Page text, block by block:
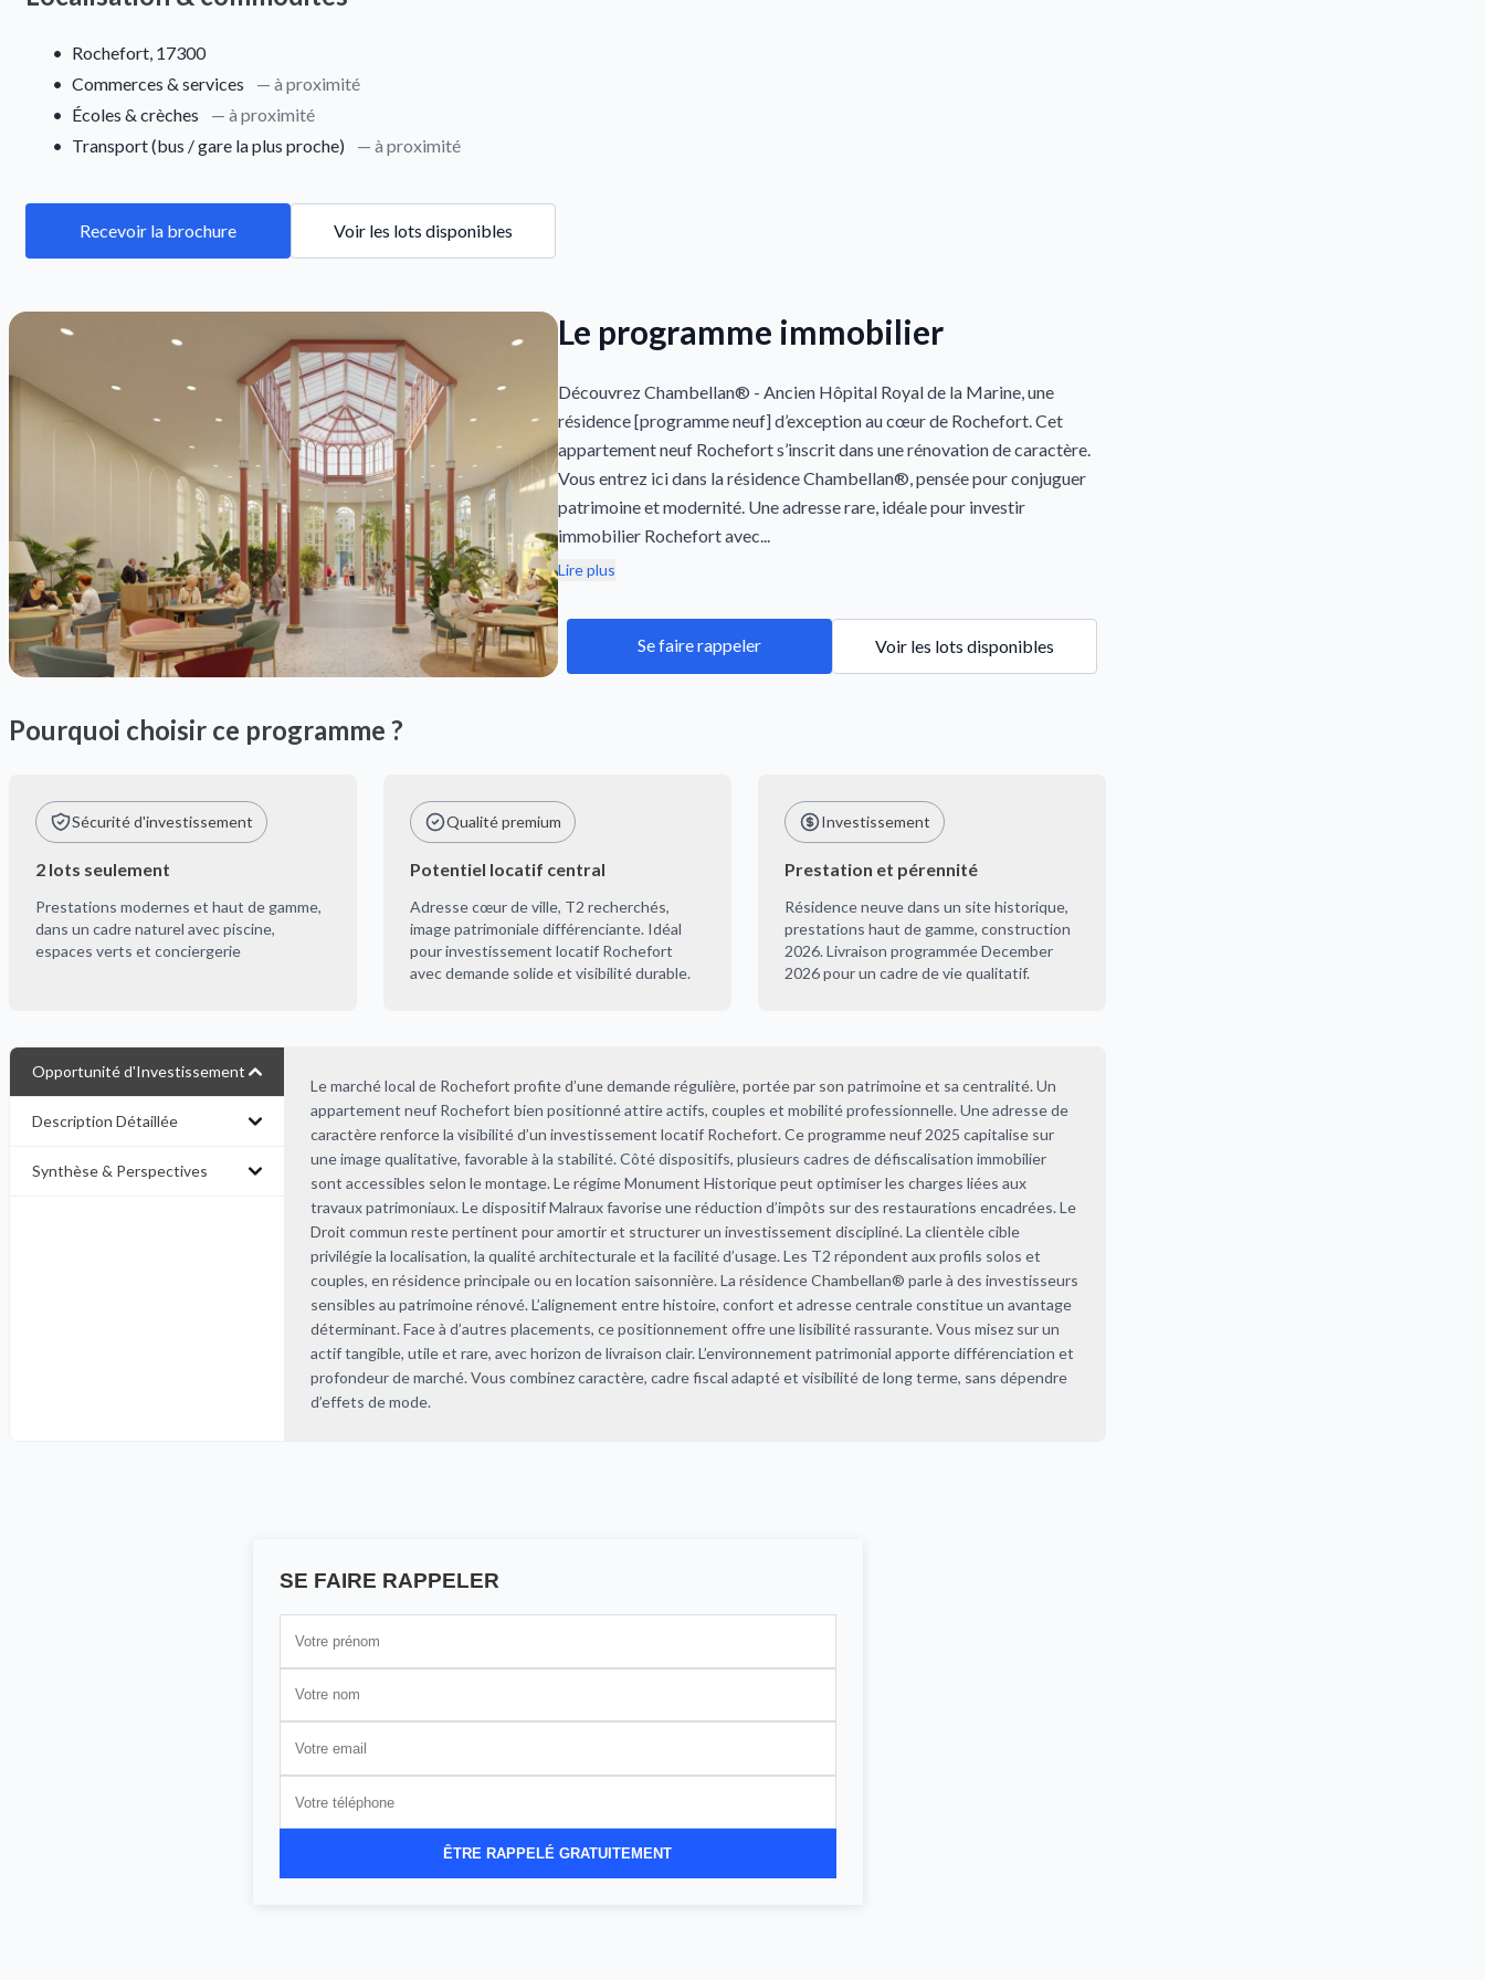
• Rochefort, 17300
• Commerces & services
— à proximité
• Écoles & crèches
— à proximité
• Transport (bus / gare la plus proche) — à proximité
Recevoir la brochure Voir les lots disponibles
Le programme immobilier
Découvrez Chambellan® - Ancien Hôpital Royal de la Marine, une
résidence [programme neuf] d’exception au cœur de Rochefort. Cet
appartement neuf Rochefort s’inscrit dans une rénovation de caractère.
Vous entrez ici dans la résidence Chambellan®, pensée pour conjuguer
patrimoine et modernité. Une adresse rare, idéale pour investir
immobilier Rochefort avec...
Lire plus
Se faire rappeler Voir les lots disponibles
Pourquoi choisir ce programme ?
Sécurité d'investissement
2 lots seulement
Prestations modernes et haut de gamme,
dans un cadre naturel avec piscine,
espaces verts et conciergerie
Qualité premium
Potentiel locatif central
Adresse cœur de ville, T2 recherchés,
image patrimoniale différenciante. Idéal
pour investissement locatif Rochefort
avec demande solide et visibilité durable.
Investissement
Prestation et pérennité
Résidence neuve dans un site historique,
prestations haut de gamme, construction
2026. Livraison programmée December
2026 pour un cadre de vie qualitatif.
Opportunité d'Investissement
Description Détaillée
Synthèse & Perspectives
Le marché local de Rochefort profite d’une demande régulière, portée par son patrimoine et sa centralité. Un
appartement neuf Rochefort bien positionné attire actifs, couples et mobilité professionnelle. Une adresse de
caractère renforce la visibilité d’un investissement locatif Rochefort. Ce programme neuf 2025 capitalise sur
une image qualitative, favorable à la stabilité. Côté dispositifs, plusieurs cadres de défiscalisation immobilier
sont accessibles selon le montage. Le régime Monument Historique peut optimiser les charges liées aux
travaux patrimoniaux. Le dispositif Malraux favorise une réduction d’impôts sur des restaurations encadrées. Le
Droit commun reste pertinent pour amortir et structurer un investissement discipliné. La clientèle cible
privilégie la localisation, la qualité architecturale et la facilité d’usage. Les T2 répondent aux profils solos et
couples, en résidence principale ou en location saisonnière. La résidence Chambellan® parle à des investisseurs
sensibles au patrimoine rénové. L’alignement entre histoire, confort et adresse centrale constitue un avantage
déterminant. Face à d’autres placements, ce positionnement offre une lisibilité rassurante. Vous misez sur un
actif tangible, utile et rare, avec horizon de livraison clair. L’environnement patrimonial apporte différenciation et
profondeur de marché. Vous combinez caractère, cadre fiscal adapté et visibilité de long terme, sans dépendre
d’effets de mode.
SE FAIRE RAPPELER
ÊTRE RAPPELÉ GRATUITEMENT